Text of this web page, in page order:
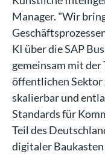
Manager. "Wir
KI über die SAP
gemeinsam mit
öffentlichen Sektor
skalierbar und
Standards für
Teil des
digitaler